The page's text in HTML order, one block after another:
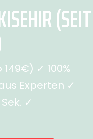
(SEIT
✓ 100%
Experten ✓
✓